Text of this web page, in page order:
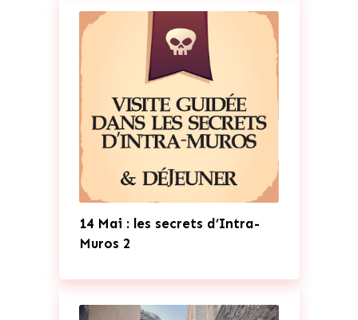
14 Mai : les secrets d’Intra-
Muros 2